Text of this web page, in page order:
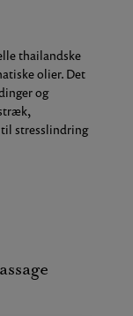
thailandske
olier. Det
og
til stresslindring